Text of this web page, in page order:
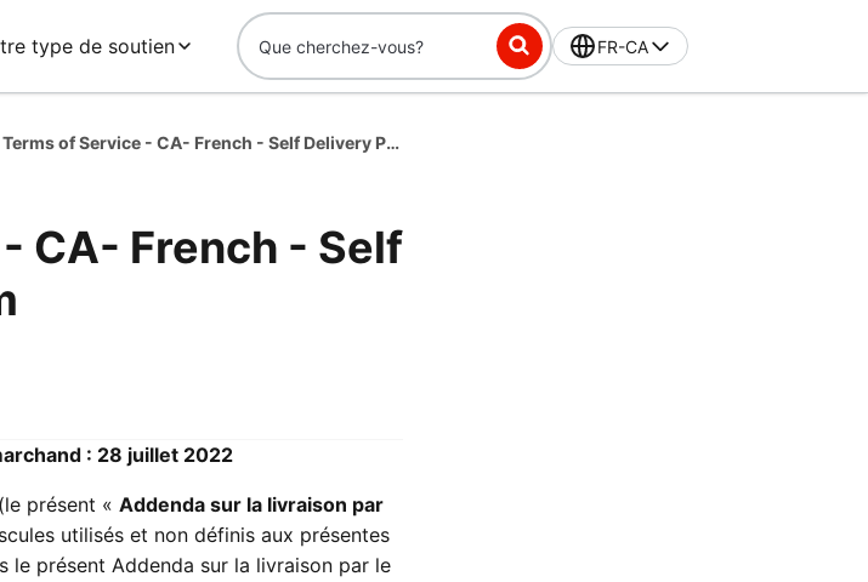
type de soutien FR-CA
Merchant Terms of Service - CA- French - Self Delivery Product Addendum
CA- French - Self
: 28 juillet 2022
présent « Addenda sur la livraison par
utilisés et non définis aux présentes
le présent Addenda sur la livraison par le